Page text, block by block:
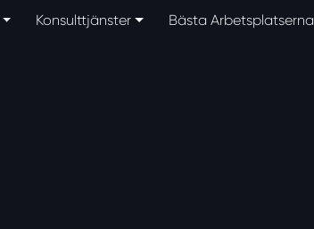
Konsulttjänster Bästa Arbetsplatserna